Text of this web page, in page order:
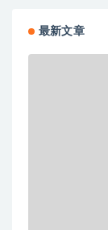
最新文章